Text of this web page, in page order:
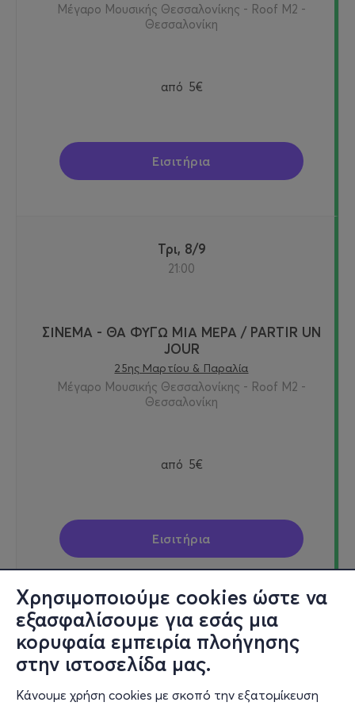
Χρησιμοποιούμε cookies ώστε να
εξασφαλίσουμε για εσάς μια
κορυφαία εμπειρία πλοήγησης
στην ιστοσελίδα μας.
Κάνουμε χρήση cookies με σκοπό την εξατομίκευση
Μέγαρο Μουσικής Θεσσαλονίκης - Roof M2 -
Θεσσαλονίκη
από 5€
Εισιτήρια
Τρι, 8/9
21:00
ΣΙΝΕΜΑ - ΘΑ ΦΥΓΩ ΜΙΑ ΜΕΡΑ / PARTIR UN
JOUR
25ης Μαρτίου & Παραλία
Μέγαρο Μουσικής Θεσσαλονίκης - Roof M2 -
Θεσσαλονίκη
από 5€
Εισιτήρια
Τετ, 9/9
21:00